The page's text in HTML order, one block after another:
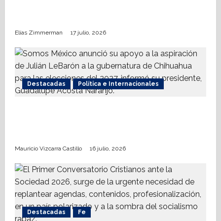
Elías Zimmerman 17 julio, 2026
Destacadas Política e Internacionales
Mauricio Vizcarra Castillo 16 julio, 2026
Destacadas Fe